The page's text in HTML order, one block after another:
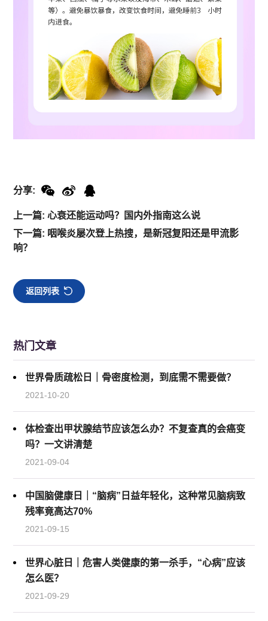
上一篇: 心衰还能运动吗？国内外指南这么说
下一篇: 咽喉炎屡次登上热搜，是新冠复阳还是甲流影
响？
分享:
返回列表
热门文章
世界骨质疏松日｜骨密度检测，到底需不需要做？
2021-10-20
体检查出甲状腺结节应该怎么办？不复查真的会癌变
吗？一文讲清楚
2021-09-04
中国脑健康日｜“脑病”日益年轻化，这种常见脑病致
残率竟高达70%
2021-09-15
世界心脏日｜危害人类健康的第一杀手，“心病”应该
怎么医？
2021-09-29